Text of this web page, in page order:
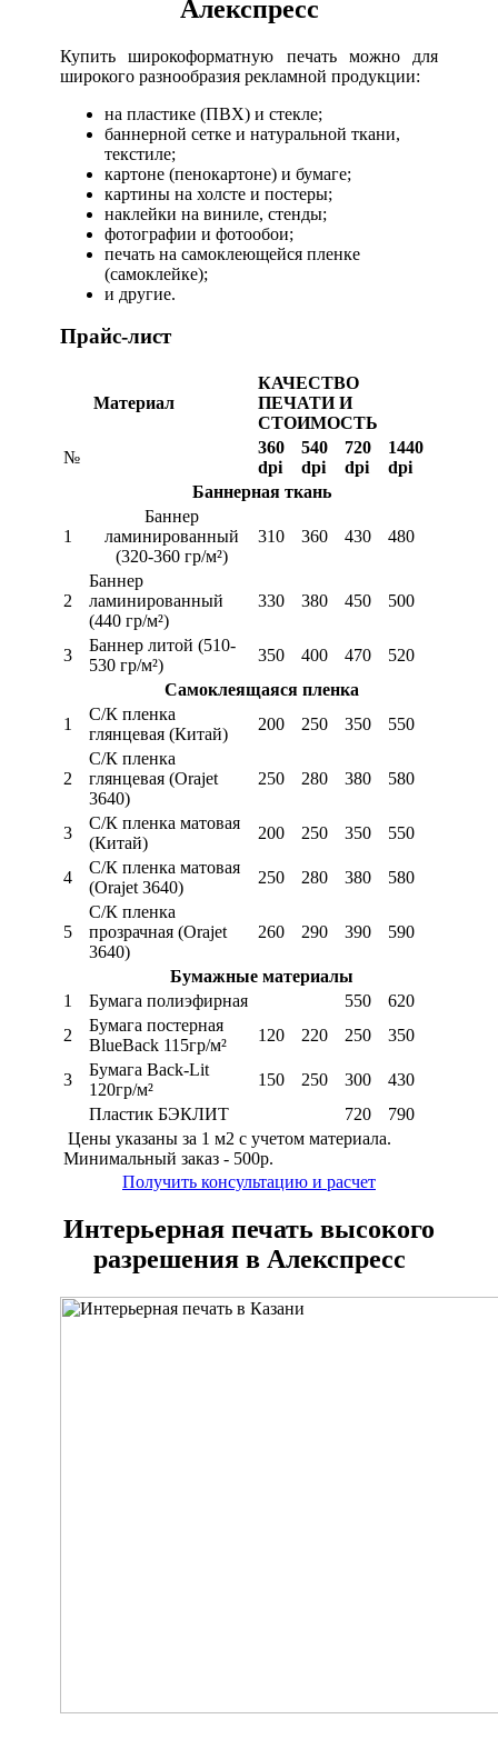
Алекспресс
Купить широкоформатную печать можно для
широкого разнообразия рекламной продукции:
на пластике (ПВХ) и стекле;
баннерной сетке и натуральной ткани,
текстиле;
картоне (пенокартоне) и бумаге;
картины на холсте и постеры;
наклейки на виниле, стенды;
фотографии и фотообои;
печать на самоклеющейся пленке
(самоклейке);
и другие.
Прайс-лист
Материал
КАЧЕСТВО
ПЕЧАТИ И
СТОИМОСТЬ
№
360
dpi
540
dpi
720
dpi
1440
dpi
Баннерная ткань
1
Баннер
ламинированный
(320-360 гр/м²)
310 360 430 480
2
Баннер
ламинированный
(440 гр/м²)
330 380 450 500
3
Баннер литой (510-
530 гр/м²)
350 400 470
520
Самоклеящаяся пленка
1
С/К пленка
глянцевая (Китай)
200 250 350 550
2
С/К пленка
глянцевая (Orajet
3640)
250 280 380 580
3
С/К пленка матовая
(Китай)
200 250 350 550
4
С/К пленка матовая
(Orajet 3640)
250 280 380 580
5
С/К пленка
прозрачная (Orajet
3640)
260 290 390 590
Бумажные материалы
1
Бумага полиэфирная 550
620
2
Бумага постерная
BlueBack 115гр/м²
120 220 250 350
3
Бумага Back-Lit
120гр/м²
150 250 300
430
Пластик БЭКЛИТ
720
790
Цены указаны за 1 м2 с учетом материала.
Минимальный заказ - 500р.
Получить консультацию и расчет
Интерьерная печать высокого
разрешения в Алекспресс